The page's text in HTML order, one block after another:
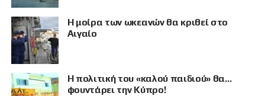
Η μοίρα των ωκεανών θα κριθεί στο
Αιγαίο
Η πολιτική του «καλού παιδιού» θα…
φουντάρει την Κύπρο!